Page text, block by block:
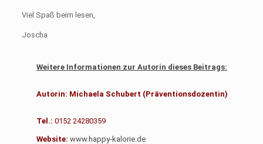
Viel Spaß beim lesen,
Joscha
Weitere Informationen zur Autorin dieses Beitrags:
Autorin: Michaela Schubert (Präventionsdozentin)
Tel.: 0152 24280359
Website: www.happy-kalorie.de